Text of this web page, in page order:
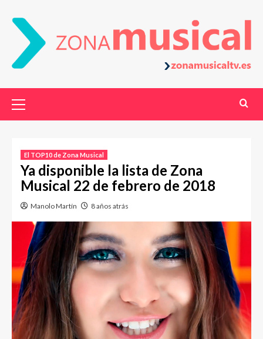
El TOP10 de Zona Musical
Ya disponible la lista de Zona
Musical 22 de febrero de 2018
Manolo Martín 8 años atrás